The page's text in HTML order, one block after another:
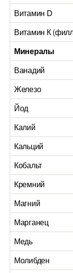
Витамин D
Витамин К
Минералы
Ванадий
Железо
Йод
Калий
Кальций
Кобальт
Кремний
Магний
Марганец
Медь
Молибден